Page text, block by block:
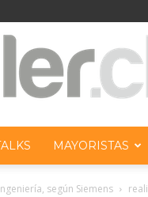
MAYORISTAS
según Siemens